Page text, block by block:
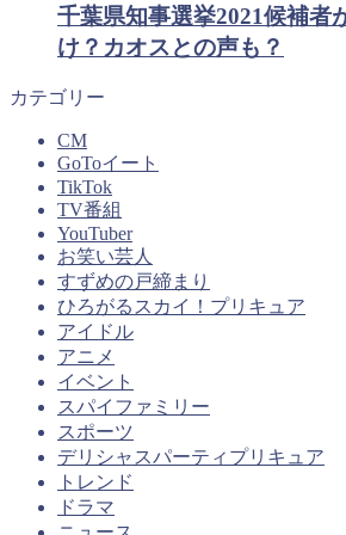
千葉県知事選挙2021候補者
け？カオスとの声も？
カテゴリー
CM
GoToイート
TikTok
TV番組
YouTuber
お笑い芸人
すずめの戸締まり
ひろがるスカイ！プリキュア
アイドル
アニメ
イベント
スパイファミリー
スポーツ
デリシャスパーティプリキュア
トレンド
ドラマ